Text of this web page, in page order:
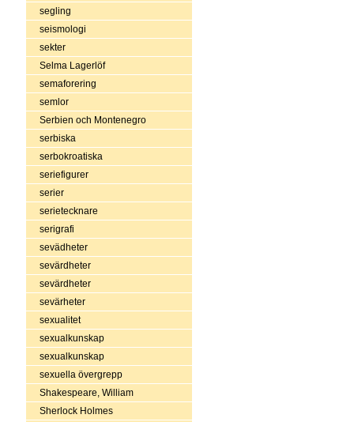
segling
seismologi
sekter
Selma Lagerlöf
semaforering
semlor
Serbien och Montenegro
serbiska
serbokroatiska
seriefigurer
serier
serietecknare
serigrafi
sevädheter
sevärdheter
sevärdheter
sevärheter
sexualitet
sexualkunskap
sexualkunskap
sexuella övergrepp
Shakespeare, William
Sherlock Holmes